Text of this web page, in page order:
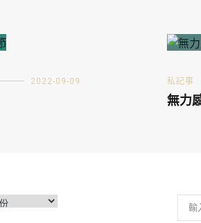
2022-09-09 私記事
無力
輸入你的電子郵件地址…